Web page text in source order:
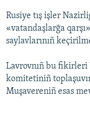
Rusiye tış işler
«vatandaşlarğa
saylavlarınıñ
Lavrovnıñ bu fikirleri
komitetiniñ
Muşavereniñ esas